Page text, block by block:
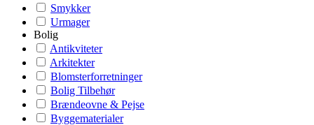
Smykker
Urmager
Bolig
Antikviteter
Arkitekter
Blomsterforretninger
Bolig Tilbehør
Brændeovne & Pejse
Byggematerialer